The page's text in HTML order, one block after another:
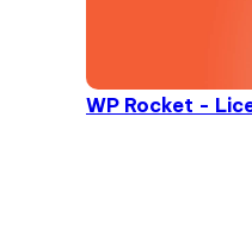
WP Rocket -